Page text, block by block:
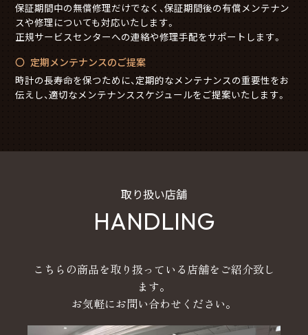
保証期間中の無償修理だけでなく、保証期間後の有償メンテナン
スや修理についても対応いたします。
正規サービスセンターへの連絡や修理手配をサポートします。
定期メンテナンスのご提案
時計の長寿命を保つために、定期的なメンテナンスの重要性をお
伝えし、適切なメンテナンススケジュールをご提案いたします。
取り扱い店舗
HANDLING
こちらの商品を取り扱っている店舗をご紹介致し
ます。
お気軽にお問い合わせください。